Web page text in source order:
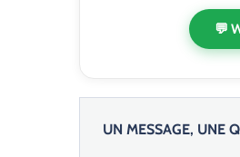
💬
UN MESSAGE, UNE